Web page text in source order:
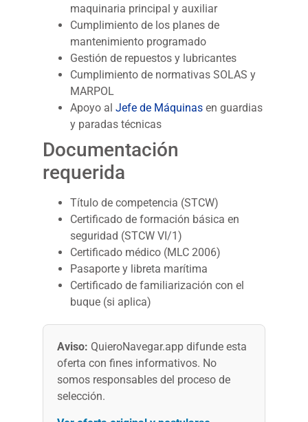
maquinaria principal y auxiliar
Cumplimiento de los planes de
mantenimiento programado
Gestión de repuestos y lubricantes
Cumplimiento de normativas SOLAS y
MARPOL
Apoyo alJefe de Máquinas en guardias
y paradas técnicas
Documentación
requerida
Título de competencia (STCW)
Certificado de formación básica en
seguridad (STCW VI/1)
Certificado médico (MLC 2006)
Pasaporte y libreta marítima
Certificado de familiarización con el
buque (si aplica)
Aviso: QuieroNavegar.app difunde esta
oferta con fines informativos. No
somos responsables del proceso de
selección.